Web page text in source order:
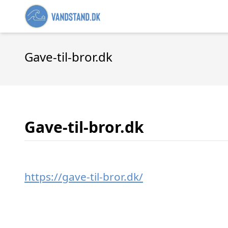
Gave-til-bror.dk
Gave-til-bror.dk
https://gave-til-bror.dk/